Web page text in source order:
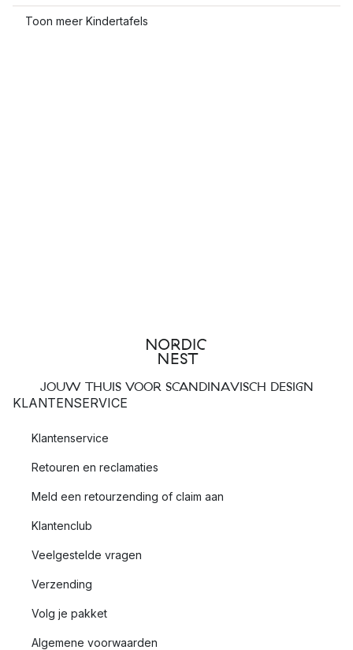
Toon meer Kindertafels
JOUW THUIS VOOR SCANDINAVISCH DESIGN
KLANTENSERVICE
Klantenservice
Retouren en reclamaties
Meld een retourzending of claim aan
Klantenclub
Veelgestelde vragen
Verzending
Volg je pakket
Algemene voorwaarden